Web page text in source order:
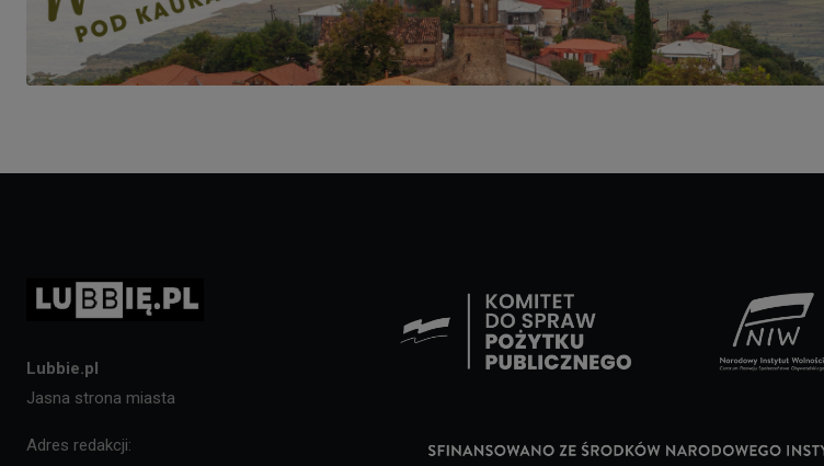
Lubbie.pl
Jasna strona miasta
Adres redakcji: